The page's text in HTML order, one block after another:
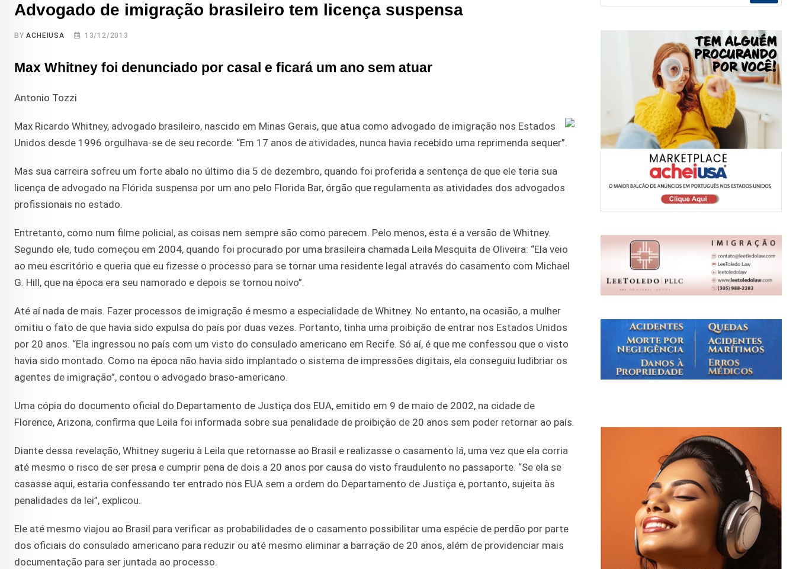
Advogado de imigração brasileiro tem licença suspensa
BYACHEIUSA 13/12/2013
Max Whitney foi denunciado por casal e ficará um ano sem atuar
Antonio Tozzi
Max Ricardo Whitney, advogado brasileiro, nascido em Minas Gerais, que atua como advogado de imigração nos Estados
Unidos desde 1996 orgulhava-se de seu recorde: “Em 17 anos de atividades, nunca havia recebido uma reprimenda sequer”.
Mas sua carreira sofreu um forte abalo no último dia 5 de dezembro, quando foi proferida a sentença de que ele teria sua
licença de advogado na Flórida suspensa por um ano pelo Florida Bar, órgão que regulamenta as atividades dos advogados
profissionais no estado.
Entretanto, como num filme policial, as coisas nem sempre são como parecem. Pelo menos, esta é a versão de Whitney.
Segundo ele, tudo começou em 2004, quando foi procurado por uma brasileira chamada Leila Mesquita de Oliveira: “Ela veio
ao meu escritório e queria que eu fizesse o processo para se tornar uma residente legal através do casamento com Michael
G. Hill, que na época era seu namorado e depois se tornou noivo”.
Até aí nada de mais. Fazer processos de imigração é mesmo a especialidade de Whitney. No entanto, na ocasião, a mulher
omitiu o fato de que havia sido expulsa do país por duas vezes. Portanto, tinha uma proibição de entrar nos Estados Unidos
por 20 anos. “Ela ingressou no país com um visto do consulado americano em Recife. Só aí, é que me confessou que o visto
havia sido montado. Como na época não havia sido implantado o sistema de impressões digitais, ela conseguiu ludibriar os
agentes de imigração”, contou o advogado braso-americano.
Uma cópia do documento oficial do Departamento de Justiça dos EUA, emitido em 9 de maio de 2002, na cidade de
Florence, Arizona, confirma que Leila foi informada sobre sua penalidade de proibição de 20 anos sem poder retornar ao país.
Diante dessa revelação, Whitney sugeriu à Leila que retornasse ao Brasil e realizasse o casamento lá, uma vez que ela corria
até mesmo o risco de ser presa e cumprir pena de dois a 20 anos por causa do visto fraudulento no passaporte. “Se ela se
casasse aqui, estaria confessando ter entrado nos EUA sem a ordem do Departamento de Justiça e, portanto, sujeita às
penalidades da lei”, explicou.
Ele até mesmo viajou ao Brasil para verificar as probabilidades de o casamento possibilitar uma espécie de perdão por parte
dos oficiais do consulado americano para reduzir ou até mesmo eliminar a barração de 20 anos, além de providenciar mais
documentação para ser juntada ao processo.